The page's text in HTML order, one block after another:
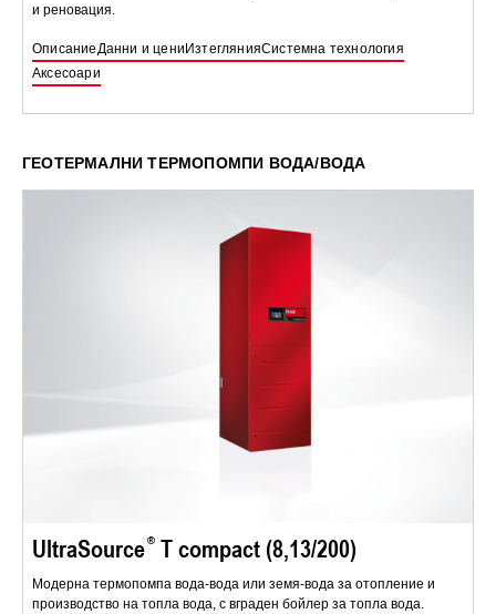
и реновация.
Описание Данни и цениИзтеглянияСистемна технология
Аксесоари
ГЕОТЕРМАЛНИ ТЕРМОПОМПИ ВОДА/ВОДА
UltraSource T compact (8,13/200)
Модерна термопомпа вода-вода или земя-вода за отопление и
производство на топла вода, с вграден бойлер за топла вода.